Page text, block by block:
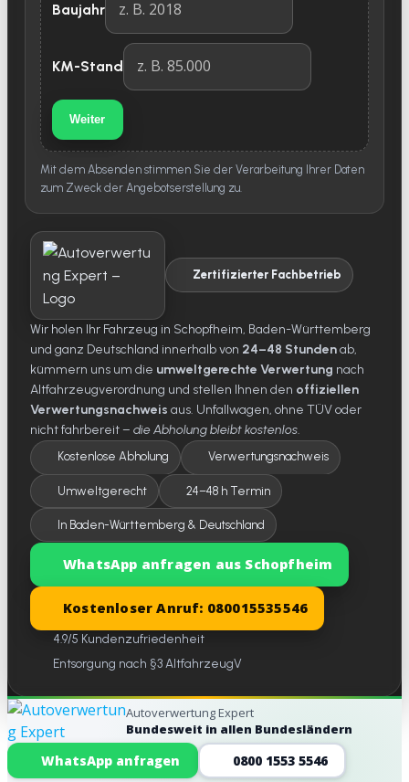
Baujahr
KM-Stand
Weiter
Mit dem Absenden stimmen Sie der Verarbeitung Ihrer Daten
zum Zweck der Angebotserstellung zu.
Zertifizierter Fachbetrieb
Wir holen Ihr Fahrzeug in Schopfheim, Baden-Württemberg
und ganz Deutschland innerhalb von 24–48 Stundenab,
kümmern uns um die umweltgerechte Verwertung nach
Altfahrzeugverordnung und stellen Ihnen den offiziellen
Verwertungsnachweis aus. Unfallwagen, ohne TÜV oder
nicht fahrbereit – die Abholung bleibt kostenlos.
Kostenlose Abholung Verwertungsnachweis
Umweltgerecht 24–48 h Termin
In Baden-Württemberg & Deutschland
WhatsApp anfragen aus Schopfheim
Kostenloser Anruf: 080015535546
4.9/5 Kundenzufriedenheit
Entsorgung nach §3 AltfahrzeugV
Website-Footer
Autoverwertung Expert
Bundesweit in allen Bundesländern
WhatsApp anfragen 0800 1553 5546